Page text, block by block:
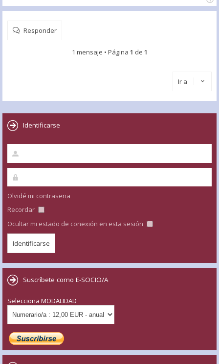
Responder
1 mensaje • Página 1 de 1
Ir a
Identificarse
Olvidé mi contraseña
Recordar
Ocultar mi estado de conexión en esta sesión
Suscríbete como E-SOCIO/A
Selecciona MODALIDAD